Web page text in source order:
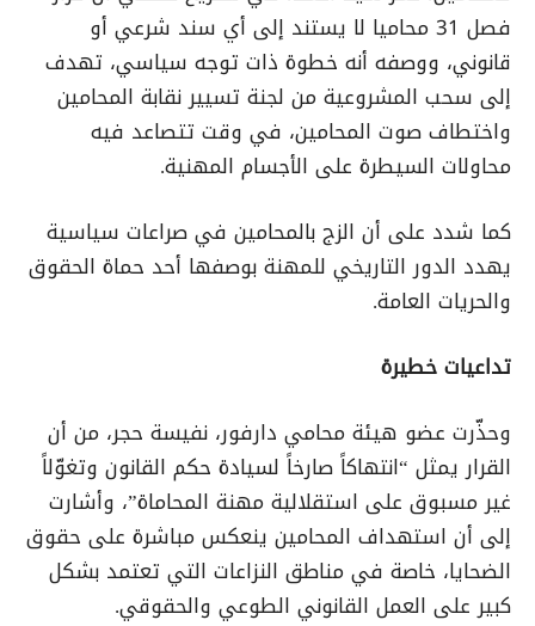
فصل 31 محاميا لا يستند إلى أي سند شرعي أو
قانوني، ووصفه أنه خطوة ذات توجه سياسي، تهدف
إلى سحب المشروعية من لجنة تسيير نقابة المحامين
واختطاف صوت المحامين، في وقت تتصاعد فيه
محاولات السيطرة على الأجسام المهنية.
كما شدد على أن الزج بالمحامين في صراعات سياسية
يهدد الدور التاريخي للمهنة بوصفها أحد حماة الحقوق
والحريات العامة.
تداعيات خطيرة
وحذّرت عضو هيئة محامي دارفور، نفيسة حجر، من أن
القرار يمثل “انتهاكاً صارخاً لسيادة حكم القانون وتغوّلاً
غير مسبوق على استقلالية مهنة المحاماة”، وأشارت
إلى أن استهداف المحامين ينعكس مباشرة على حقوق
الضحايا، خاصة في مناطق النزاعات التي تعتمد بشكل
كبير على العمل القانوني الطوعي والحقوقي.